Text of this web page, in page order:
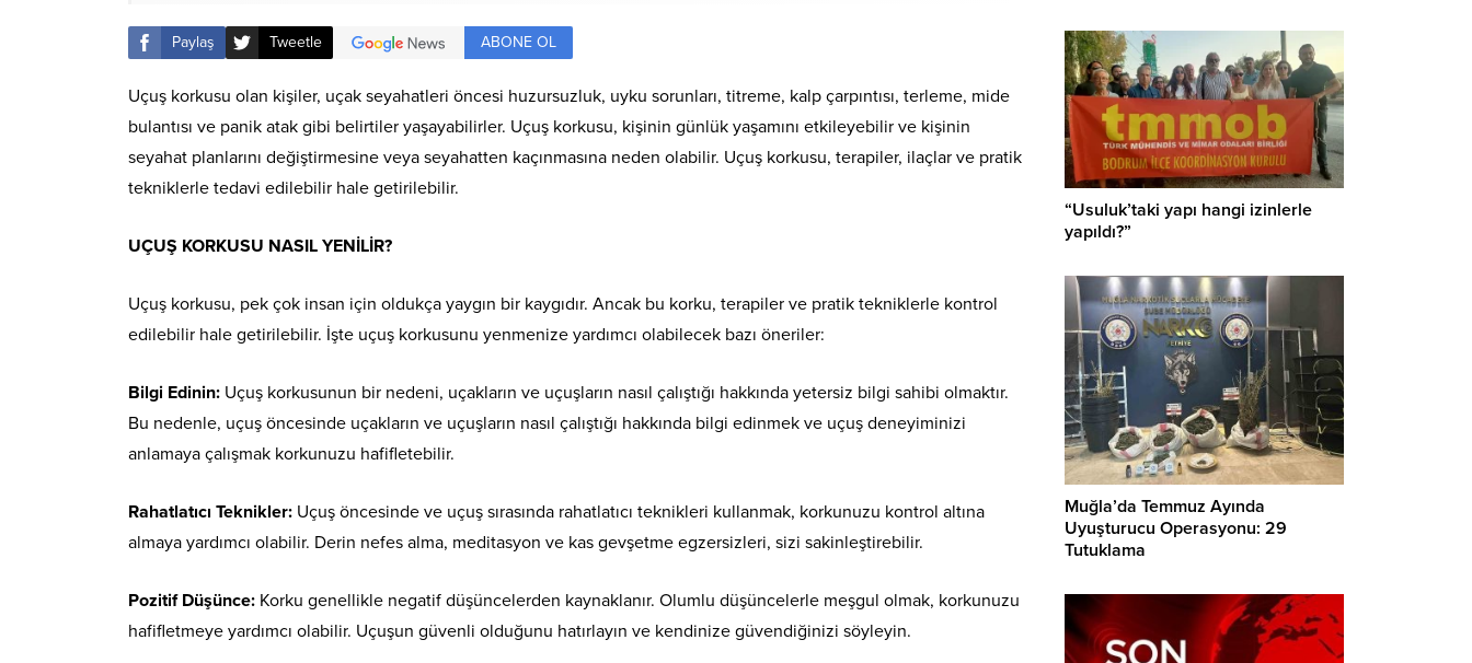
Paylaş Tweetle ABONE OL
Uçuş korkusu olan kişiler, uçak seyahatleri öncesi huzursuzluk, uyku sorunları, titreme, kalp çarpıntısı, terleme, mide
bulantısı ve panik atak gibi belirtiler yaşayabilirler. Uçuş korkusu, kişinin günlük yaşamını etkileyebilir ve kişinin
seyahat planlarını değiştirmesine veya seyahatten kaçınmasına neden olabilir. Uçuş korkusu, terapiler, ilaçlar ve pratik
tekniklerle tedavi edilebilir hale getirilebilir.
UÇUŞ KORKUSU NASIL YENİLİR?
Uçuş korkusu, pek çok insan için oldukça yaygın bir kaygıdır. Ancak bu korku, terapiler ve pratik tekniklerle kontrol
edilebilir hale getirilebilir. İşte uçuş korkusunu yenmenize yardımcı olabilecek bazı öneriler:
Bilgi Edinin: Uçuş korkusunun bir nedeni, uçakların ve uçuşların nasıl çalıştığı hakkında yetersiz bilgi sahibi olmaktır.
Bu nedenle, uçuş öncesinde uçakların ve uçuşların nasıl çalıştığı hakkında bilgi edinmek ve uçuş deneyiminizi
anlamaya çalışmak korkunuzu hafifletebilir.
Rahatlatıcı Teknikler: Uçuş öncesinde ve uçuş sırasında rahatlatıcı teknikleri kullanmak, korkunuzu kontrol altına
almaya yardımcı olabilir. Derin nefes alma, meditasyon ve kas gevşetme egzersizleri, sizi sakinleştirebilir.
Pozitif Düşünce: Korku genellikle negatif düşüncelerden kaynaklanır. Olumlu düşüncelerle meşgul olmak, korkunuzu
hafifletmeye yardımcı olabilir. Uçuşun güvenli olduğunu hatırlayın ve kendinize güvendiğinizi söyleyin.
“Usuluk’taki yapı hangi izinlerle
yapıldı?”
Muğla’da Temmuz Ayında
Uyuşturucu Operasyonu: 29
Tutuklama